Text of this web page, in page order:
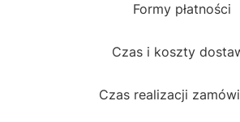
Formy płatności
Czas i koszty
Czas realizacji